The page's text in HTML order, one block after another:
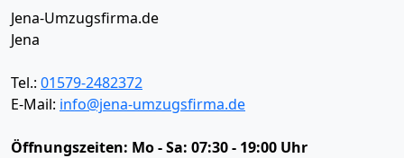
Jena-Umzugsfirma.de
Jena
Tel.: 01579-2482372
E-Mail: info@jena-umzugsfirma.de
Öffnungszeiten: Mo - Sa: 07:30 - 19:00 Uhr